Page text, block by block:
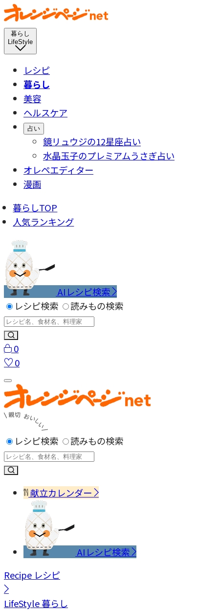
暮らし
LifeStyle
レシピ
暮らし
美容
ヘルスケア
占い
鏡リュウジの12星座占い
水晶玉子のプレミアムうさぎ占い
オレペエディター
漫画
暮らしTOP
人気ランキング
AIレシピ検索
レシピ検索
読みもの検索
0
0
レシピ検索 読みもの検索
献立カレンダー
AIレシピ検索
Recipe レシピ
LifeStyle暮らし